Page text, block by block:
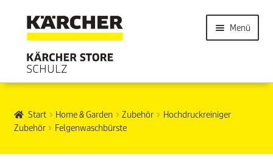
Menü
Start Home & Garden Zubehör
Hochdruckreiniger
Zubehör
Felgenwaschbürste